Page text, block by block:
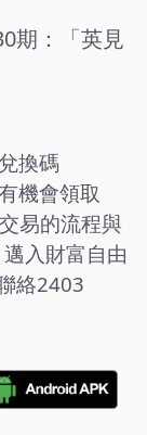
期：「英見
換碼
機會領取
易的流程與
入財富自由
絡2403